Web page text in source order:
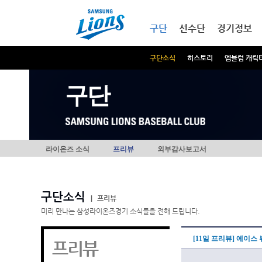
구단
구단소식 히스토리 엠블럼 캐릭
선수단 경기정보
구단
라이온즈 소식 프리뷰 외부감사보고서
구단소식
프리뷰
미리 만나는 삼성라이온즈경기 소식들을 전해 드립니다.
프리뷰 [11일 프리뷰] 에이스